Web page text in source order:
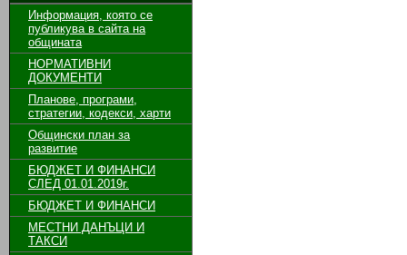
Информация, която се
публикува в сайта на
общината
НОРМАТИВНИ
ДОКУМЕНТИ
Планове, програми,
стратегии, кодекси, харти
Общински план за
развитие
БЮДЖЕТ И ФИНАНСИ
СЛЕД 01.01.2019г.
БЮДЖЕТ И ФИНАНСИ
МЕСТНИ ДАНЪЦИ И
ТАКСИ